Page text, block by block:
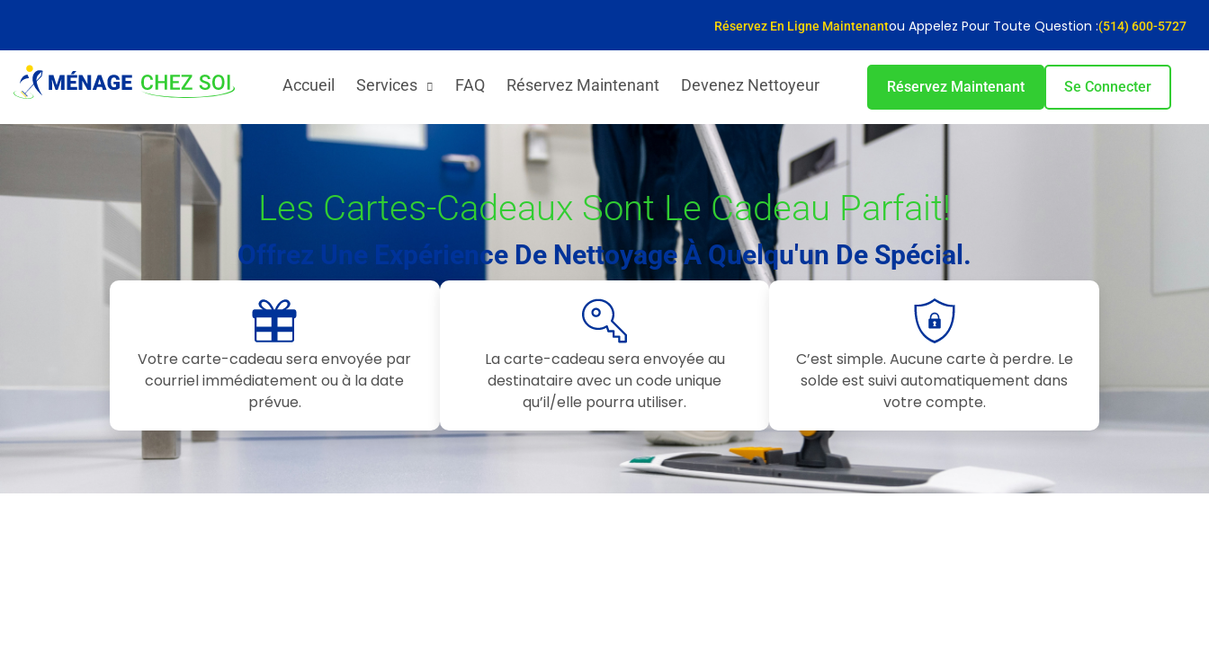
(514) 600-5727
ou Appelez Pour Toute Question :
Réservez En Ligne Maintenant
Accueil Services FAQ Réservez Maintenant Devenez Nettoyeur Réservez Maintenant Se Connecter
Les Cartes-Cadeaux Sont Le Cadeau Parfait!
Offrez Une Expérience De Nettoyage À Quelqu'un De Spécial.
Votre carte-cadeau sera envoyée par
courriel immédiatement ou à la date
prévue.
La carte-cadeau sera envoyée au
destinataire avec un code unique
qu’il/elle pourra utiliser.
C’est simple. Aucune carte à perdre. Le
solde est suivi automatiquement dans
votre compte.